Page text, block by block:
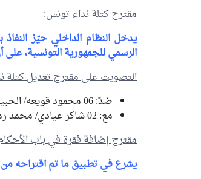
مقترح كتلة نداء تونس:
يدخل النظام الداخلي حيّز
الرسمي للجمهورية التونسية،
التصويت على مقترح تعديل كتلة
ضدّ: 06
محمود قويعه/
مع: 02
شاكر عيادي/محمد
مقترح إضافة فقرة في باب
يشرع في تطبيق ما تم اقتراحه من